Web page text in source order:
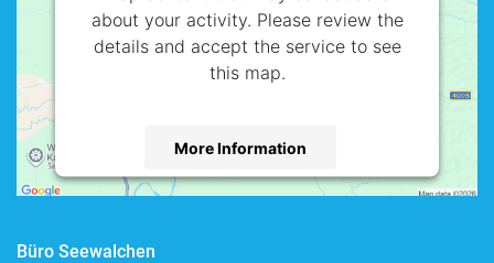
about your activity. Please review the
details and accept the service to see
this map.
More Information
powered by
Büro Seewalchen